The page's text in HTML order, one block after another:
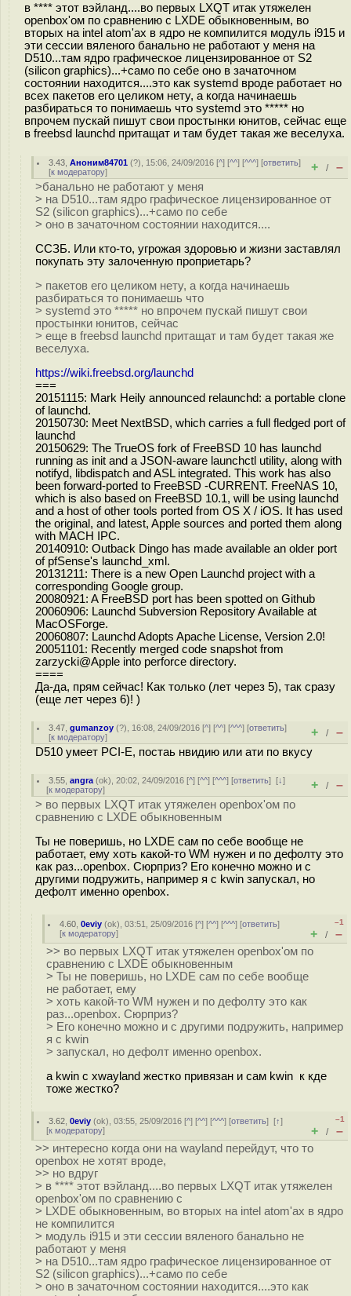
в **** этот вэйланд....во первых LXQT итак утяжелен
openbox'ом по сравнению с LXDE обыкновенным, во
вторых на intel atom'ах в ядро не компилится модуль i915 и
эти сессии вяленого банально не работают у меня на
D510...там ядро графическое лицензированное от S2
(silicon graphics)...+само по себе оно в зачаточном
состоянии находится....это как systemd вроде работает но
всех пакетов его целиком нету, а когда начинаешь
разбираться то понимаешь что systemd это ***** но
впрочем пускай пишут свои простынки юнитов, сейчас еще
в freebsd launchd притащат и там будет такая же веселуха.
3.43 ,Аноним84701 (?), 15:06, 24/09/2016 [^] [^^] [^^^] [ответить]
[к модератору] + / –
>банально не работают у меня
> на D510...там ядро графическое лицензированное от
S2 (silicon graphics)...+само по себе
> оно в зачаточном состоянии находится....
ССЗБ. Или кто-то, угрожая здоровью и жизни заставлял
покупать эту залоченную проприетарь?
> пакетов его целиком нету, а когда начинаешь
разбираться то понимаешь что
> systemd это ***** но впрочем пускай пишут свои
простынки юнитов, сейчас
> еще в freebsd launchd притащат и там будет такая же
веселуха.
https://wiki.freebsd.org/launchd
===
20151115: Mark Heily announced relaunchd: a portable clone
of launchd.
20150730: Meet NextBSD, which carries a full fledged port of
launchd
20150629: The TrueOS fork of FreeBSD 10 has launchd
running as init and a JSON-aware launchctl utility, along with
notifyd, libdispatch and ASL integrated. This work has also
been forward-ported to FreeBSD -CURRENT. FreeNAS 10,
which is also based on FreeBSD 10.1, will be using launchd
and a host of other tools ported from OS X / iOS. It has used
the original, and latest, Apple sources and ported them along
with MACH IPC.
20140910: Outback Dingo has made available an older port
of pfSense's launchd_xml.
20131211: There is a new Open Launchd project with a
corresponding Google group.
20080921: A FreeBSD port has been spotted on Github
20060906: Launchd Subversion Repository Available at
MacOSForge.
20060807: Launchd Adopts Apache License, Version 2.0!
20051101: Recently merged code snapshot from
zarzycki@Apple into perforce directory.
====
Да-да, прям сейчас! Как только (лет через 5), так сразу
(еще лет через 6)! )
3.47 ,gumanzoy (?), 16:08, 24/09/2016 [^] [^^] [^^^] [ответить]
[к модератору] + / –
D510 умеет PCI-E, постаь нвидию или ати по вкусу
3.55 ,angra (ok), 20:02, 24/09/2016 [^] [^^] [^^^] [ответить][↓]
[к модератору] + / –
> во первых LXQT итак утяжелен openbox'ом по
сравнению с LXDE обыкновенным
Ты не поверишь, но LXDE сам по себе вообще не
работает, ему хоть какой-то WM нужен и по дефолту это
как раз...openbox. Сюрприз? Его конечно можно и с
другими подружить, например я с kwin запускал, но
дефолт именно openbox.
4.60 ,0eviy (ok), 03:51, 25/09/2016 [^] [^^] [^^^] [ответить]
[к модератору]
–1
+ / –
>> во первых LXQT итак утяжелен openbox'ом по
сравнению с LXDE обыкновенным
> Ты не поверишь, но LXDE сам по себе вообще
не работает, ему
> хоть какой-то WM нужен и по дефолту это как
раз...openbox. Сюрприз?
> Его конечно можно и с другими подружить, например
я с kwin
> запускал, но дефолт именно openbox.
а kwin c xwayland жестко привязан и сам kwin к кде
тоже жестко?
3.62 ,0eviy (ok), 03:55, 25/09/2016 [^] [^^] [^^^] [ответить][↑]
[к модератору]
–1
+ / –
>> интересно когда они на wayland перейдут, что то
openbox не хотят вроде,
>> но вдруг
> в **** этот вэйланд....во первых LXQT итак утяжелен
openbox'ом по сравнению с
> LXDE обыкновенным, во вторых на intel atom'ах в ядро
не компилится
> модуль i915 и эти сессии вяленого банально не
работают у меня
> на D510...там ядро графическое лицензированное от
S2 (silicon graphics)...+само по себе
> оно в зачаточном состоянии находится....это как